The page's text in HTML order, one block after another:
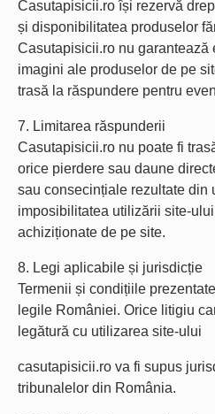
Casutapisicii.ro își rezervă
și disponibilitatea produselor
Casutapisicii.ro nu garantează
imagini ale produselor de pe
trasă la răspundere pentru
7. Limitarea răspunderii
Casutapisicii.ro nu poate fi
orice pierdere sau daune
sau consecințiale rezultate din
imposibilitatea utilizării site-
achiziționate de pe site.
8. Legi aplicabile și jurisdicție
Termenii și condițiile
legile României. Orice litigiu
legătură cu utilizarea site-ului
casutapisicii.ro va fi supus
tribunalelor din România.